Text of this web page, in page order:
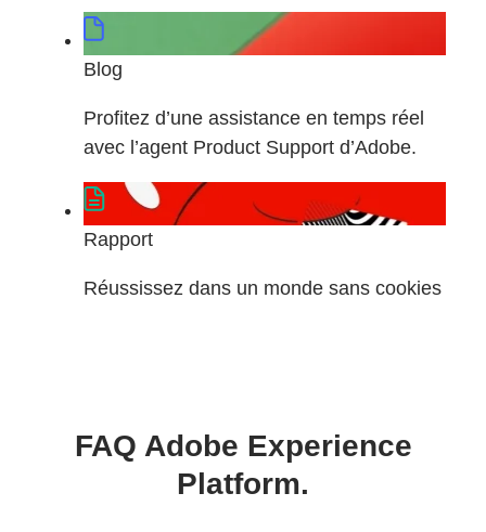
Blog
Profitez d’une assistance en temps réel
avec l’agent Product Support d’Adobe.
Rapport
Réussissez dans un monde sans cookies
FAQ Adobe Experience
Platform.